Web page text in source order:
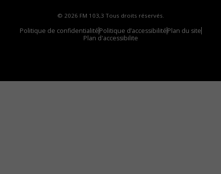
© 2026 FM 103,3 Tous droits réservés.
Politique de confidentialitéPolitique d’accessibilitéPlan du site
Plan d'accessibilite